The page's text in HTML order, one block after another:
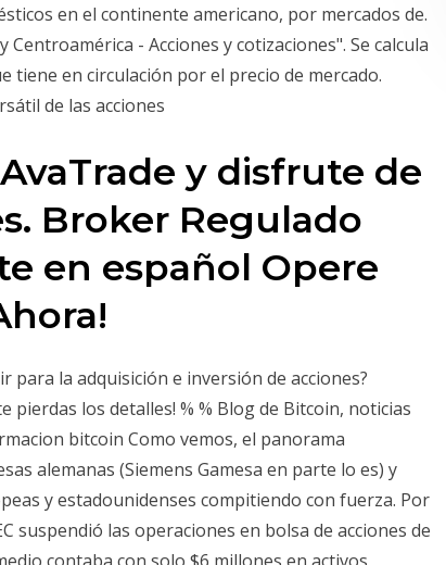
en el continente americano, por mercados de.
- Acciones y cotizaciones". Se calcula
tiene en circulación por el precio de mercado.
de las acciones
y disfrute de
Broker Regulado
en español Opere
para la adquisición e inversión de acciones?
pierdas los detalles! % % Blog de Bitcoin, noticias
bitcoin Como vemos, el panorama
alemanas (Siemens Gamesa en parte lo es) y
y estadounidenses compitiendo con fuerza. Por
suspendió las operaciones en bolsa de acciones de